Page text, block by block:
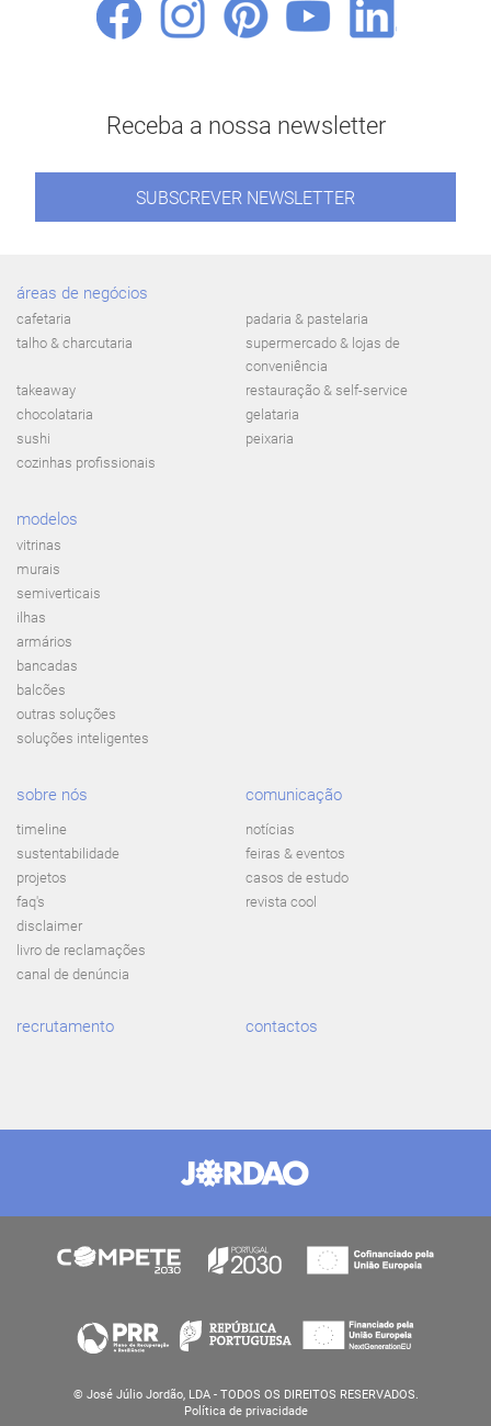
Receba a nossa newsletter
SUBSCREVER NEWSLETTER
áreas de negócios
cafetaria
padaria & pastelaria
talho & charcutaria
supermercado & lojas de
conveniência
takeaway
restauração & self-service
chocolataria
gelataria
sushi
peixaria
cozinhas profissionais
modelos
vitrinas
murais
semiverticais
ilhas
armários
bancadas
balcões
outras soluções
soluções inteligentes
sobre nós
timeline
sustentabilidade
projetos
faq's
disclaimer
livro de reclamações
canal de denúncia
comunicação
notícias
feiras & eventos
casos de estudo
revista cool
recrutamento contactos
© José Júlio Jordão, LDA - TODOS OS DIREITOS RESERVADOS.
Política de privacidade